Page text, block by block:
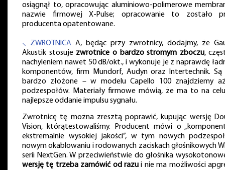
osiągnął to, opracowując aluminiowo-polimerowe
nazwie firmowej X-Pulse; opracowanie to zostało
producenta opatentowane.
⸜ ZWROTNICA A, będąc przy zwrotnicy, dodajmy, że
Akustik stosuje zwrotnice o bardzo stromym zboczu,
nachyleniem nawet 50 dB/okt., i wykonuje je z naprawdę
komponentów, firm Mundorf, Audyn oraz Intertechnik. Są
bardzo złożone – w modelu Capello 100 znajdziemy
podzespołów. Materiały firmowe mówią, że ma to na
najlepsze oddanie impulsu sygnału.
Zwrotnicę tę można zresztą poprawić, kupując wersję
Vision, którątestowaliśmy. Producent mówi o
ekstremalnie wysokiej jakości”, w tym nowych
nowym okablowaniu i rodowanych zaciskach głośnikowych
serii NextGen. W przeciwieństwie do głośnika
wersję tę trzeba zamówić od razu i nie ma możliwości